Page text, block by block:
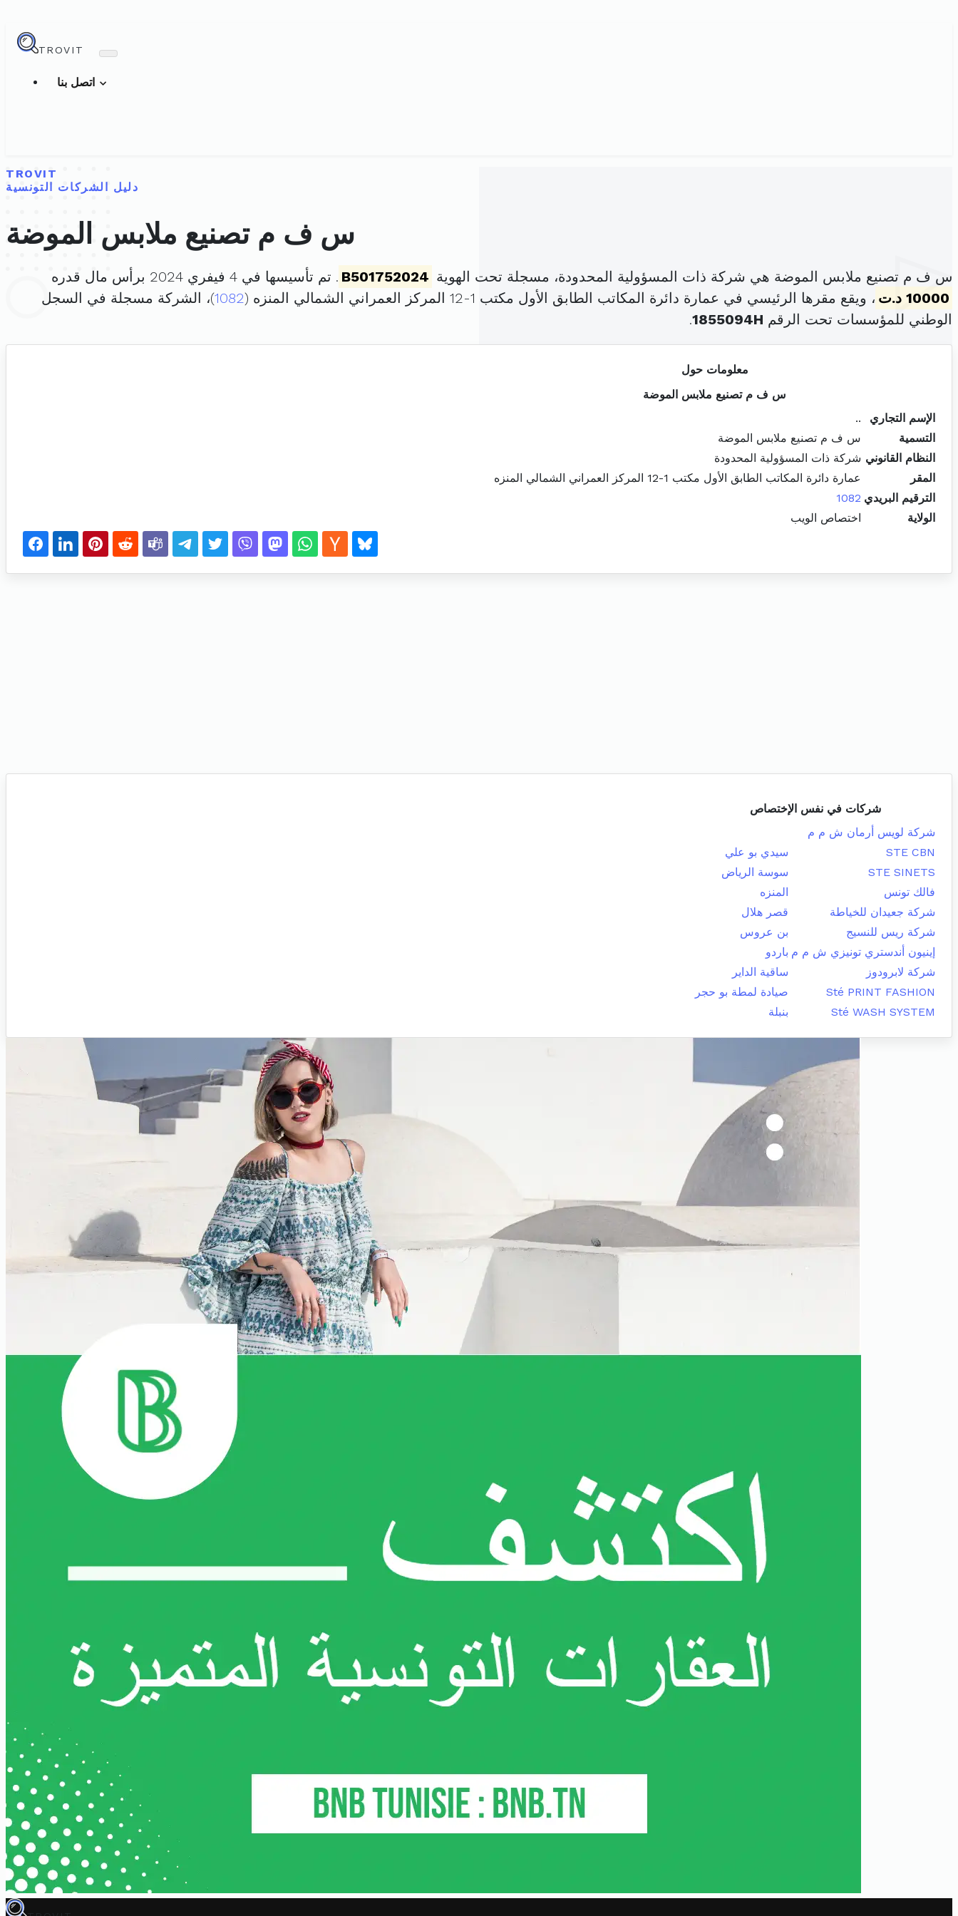
TROVIT
TROVIT
دليل الشركات التونسية
س ف م تصنيع ملابس الموضة
س ف م تصنيع ملابس الموضة هي شركة ذات المسؤولية المحدودة، مسجلة تحت الهوية B501752024 . تم تأسيسها في 4 فيفري 2024 برأس مال قدره
10000 د.ت
، ويقع مقرها الرئيسي في عمارة دائرة المكاتب الطابق الأول مكتب 1-12 المركز العمراني الشمالي المنزه ( 1082)، الشركة مسجلة في السجل
الوطني للمؤسسات تحت الرقم 1855094H
.
معلومات حول
س ف م تصنيع ملابس الموضة
الإسم التجاري
..
التسمية
س ف م تصنيع ملابس الموضة
النظام القانوني شركة ذات المسؤولية المحدودة
المقر
عمارة دائرة المكاتب الطابق الأول مكتب 1-12 المركز العمراني الشمالي المنزه
الترقيم البريدي 1082
الولاية
اختصاص الويب
شركات في نفس الإختصاص
شركة لويس أرمان ش م م
STE CBN
سيدي بو علي
STE SINETS
سوسة الرياض
فالك تونس
المنزه
شركة جعيدان للخياطة
قصر هلال
شركة ريس للنسيج
بن عروس
إينيون أندستري تونيزي ش م م باردو
شركة لابرودوز
ساقية الداير
Sté PRINT FASHION
صيادة لمطة بو حجر
Sté WASH SYSTEM
بنبلة